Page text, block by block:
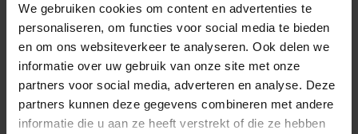
We gebruiken cookies om content en advertenties te
personaliseren, om functies voor social media te bieden
en om ons websiteverkeer te analyseren. Ook delen we
informatie over uw gebruik van onze site met onze
partners voor social media, adverteren en analyse. Deze
partners kunnen deze gegevens combineren met andere
informatie die u aan ze heeft verstrekt of die ze hebben
Application
La fondation sous les pavés NCB n'est fondamentalement